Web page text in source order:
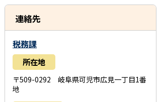
連絡先
税務課
所在地
〒509-0292 岐阜県可児市広見一丁目1番
地